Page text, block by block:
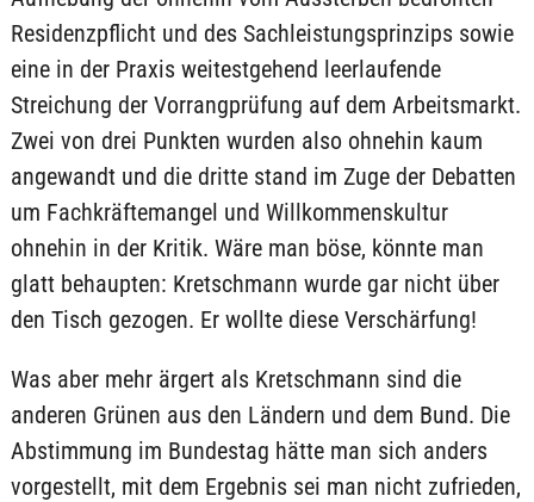
Residenzpflicht und des Sachleistungsprinzips sowie
eine in der Praxis weitestgehend leerlaufende
Streichung der Vorrangprüfung auf dem Arbeitsmarkt.
Zwei von drei Punkten wurden also ohnehin kaum
angewandt und die dritte stand im Zuge der Debatten
um Fachkräftemangel und Willkommenskultur
ohnehin in der Kritik. Wäre man böse, könnte man
glatt behaupten: Kretschmann wurde gar nicht über
den Tisch gezogen. Er wollte diese Verschärfung!
Was aber mehr ärgert als Kretschmann sind die
anderen Grünen aus den Ländern und dem Bund. Die
Abstimmung im Bundestag hätte man sich anders
vorgestellt, mit dem Ergebnis sei man nicht zufrieden,